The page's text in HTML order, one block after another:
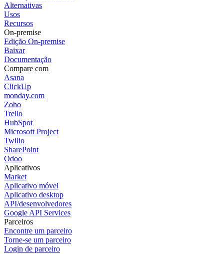
Alternativas
Usos
Recursos
On-premise
Edição On-premise
Baixar
Documentação
Compare com
Asana
ClickUp
monday.com
Zoho
Trello
HubSpot
Microsoft Project
Twilio
SharePoint
Odoo
Aplicativos
Market
Aplicativo móvel
Aplicativo desktop
API/desenvolvedores
Google API Services
Parceiros
Encontre um parceiro
Torne-se um parceiro
Login de parceiro